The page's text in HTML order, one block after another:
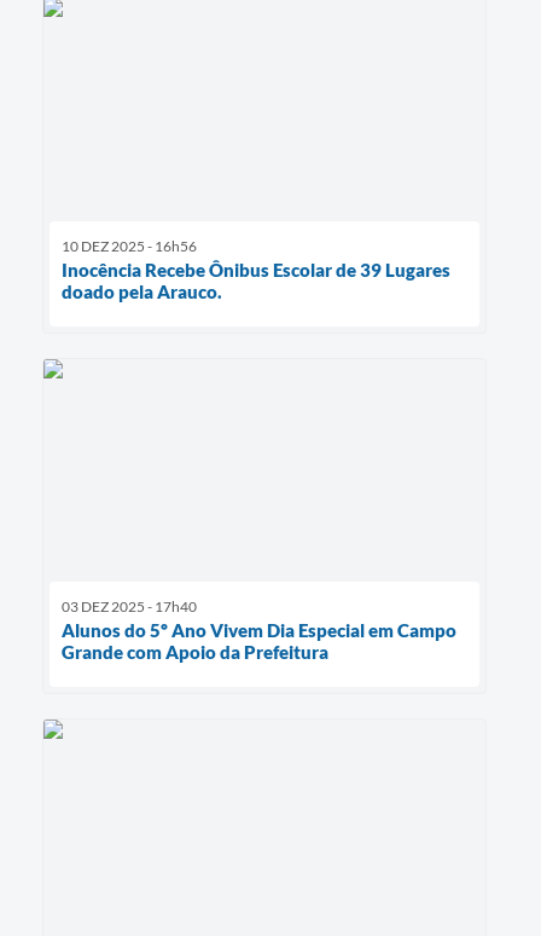
10 DEZ 2025 - 16h56
Inocência Recebe Ônibus Escolar de 39 Lugares
doado pela Arauco.
03 DEZ 2025 - 17h40
Alunos do 5º Ano Vivem Dia Especial em Campo
Grande com Apoio da Prefeitura